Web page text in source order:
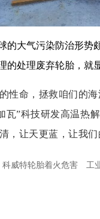
的大气污染防治形势
的处理废弃轮胎，就
性命， 拯救咱们的
瓦”科技研发高温热
，让天更蓝，让我们
科威特轮胎着火危害 工